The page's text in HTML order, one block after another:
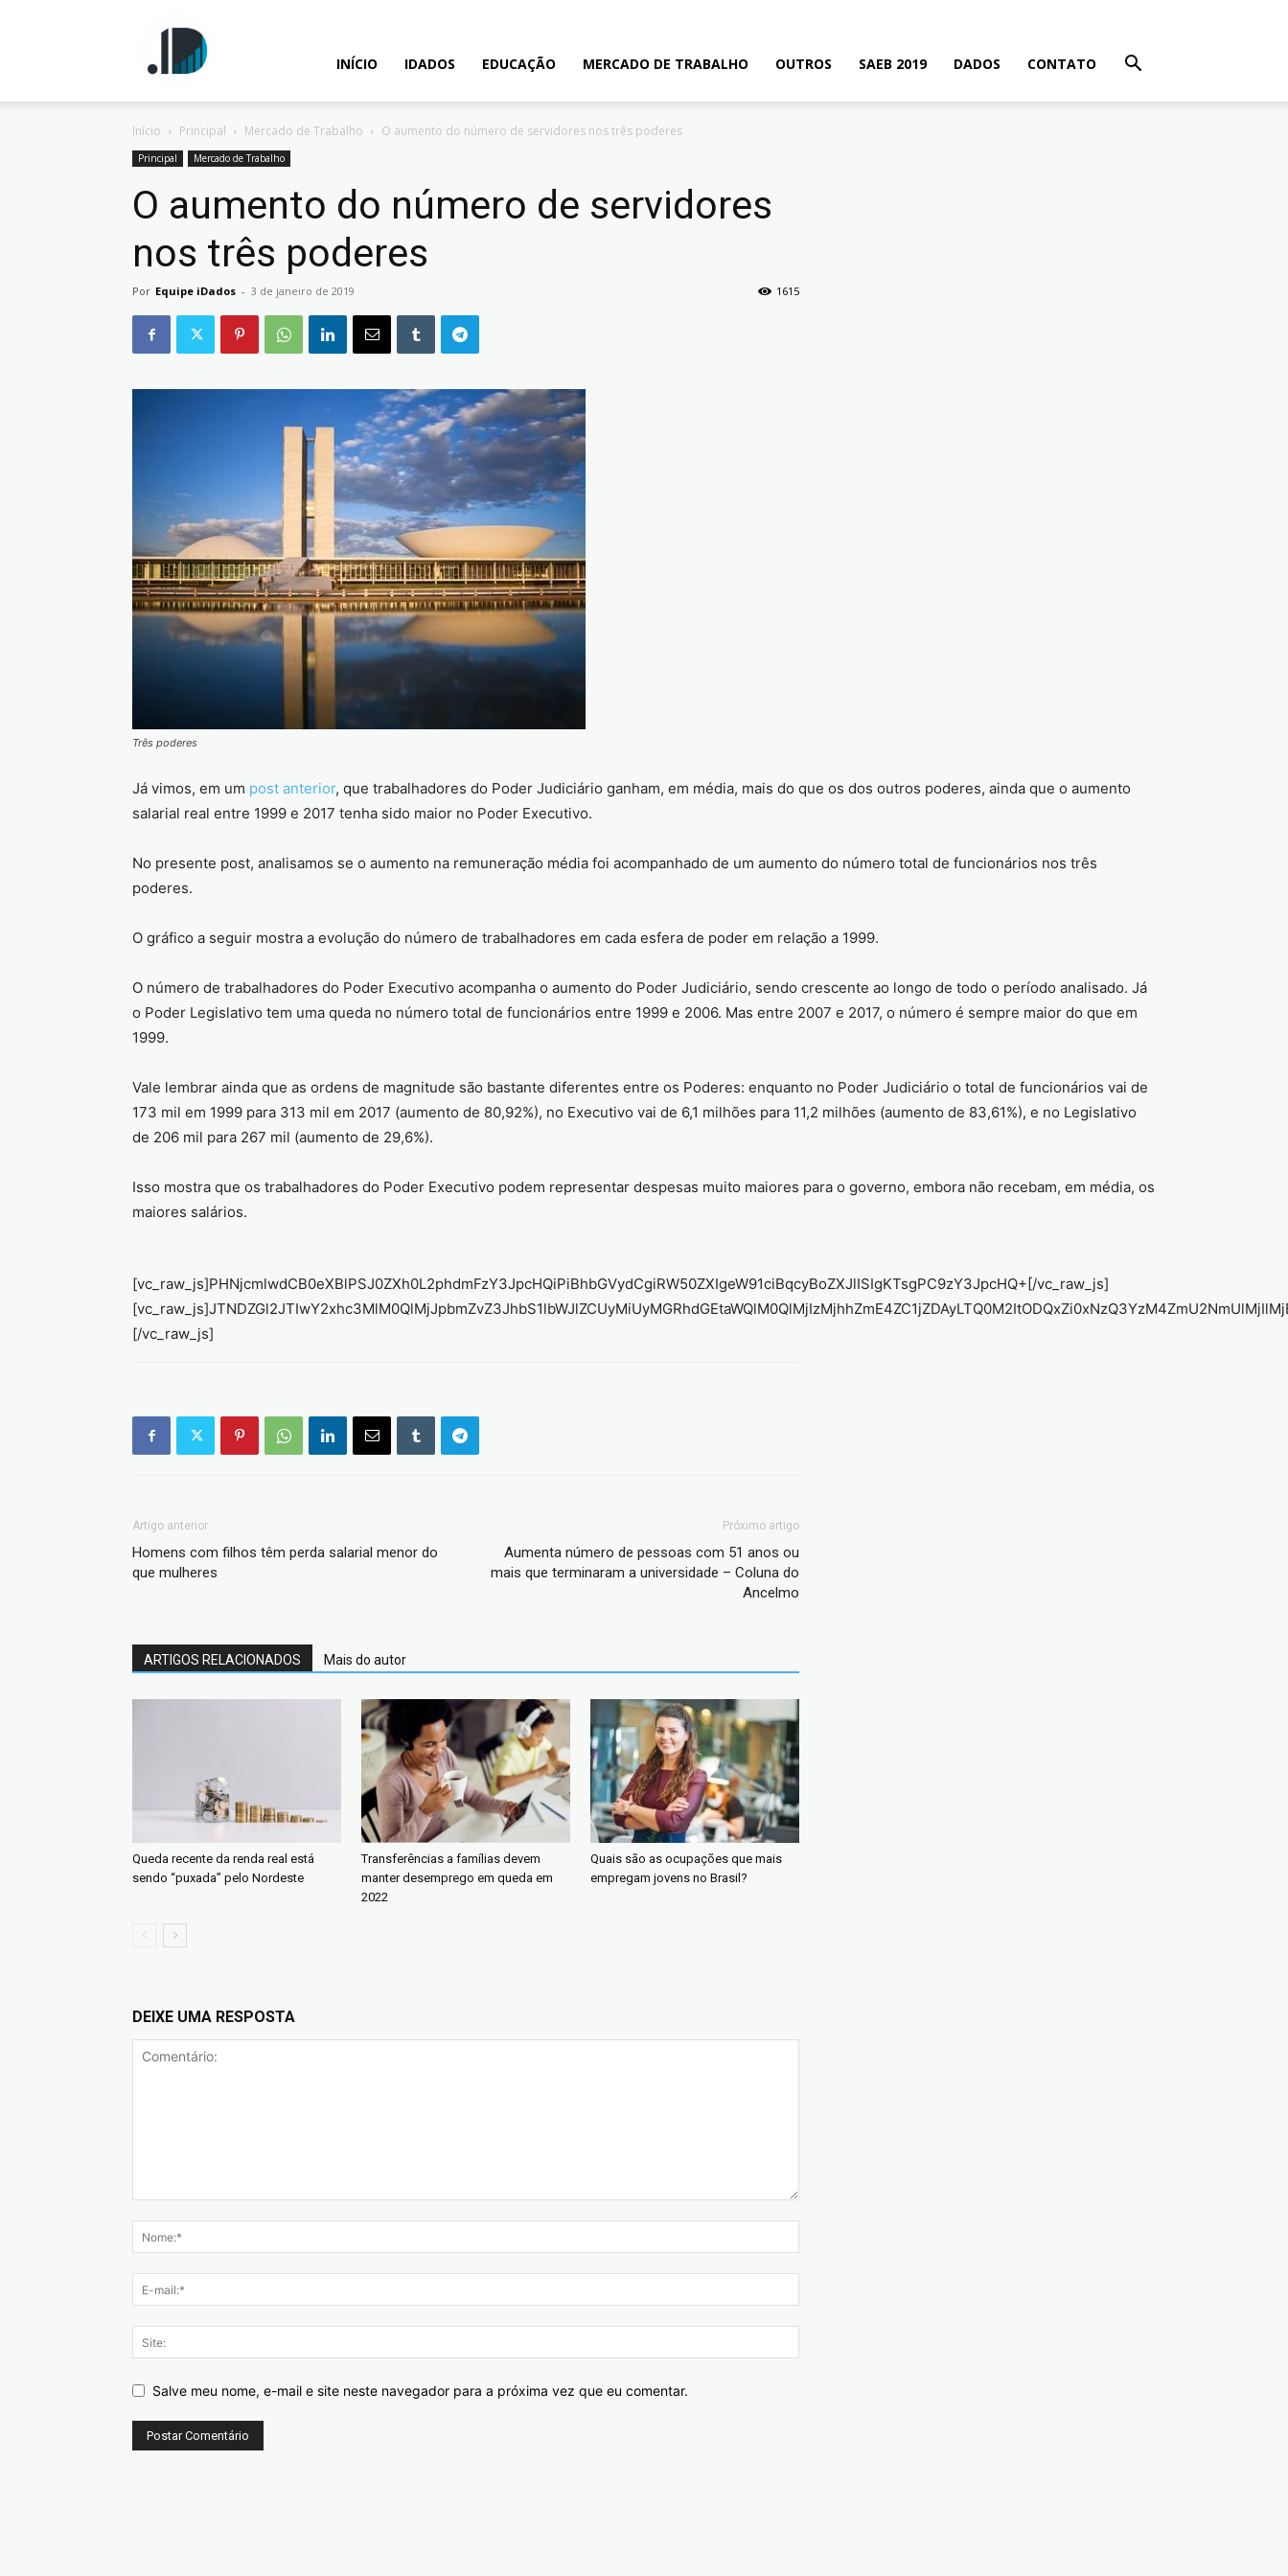
–
Inteligência
Analítica
INÍCIO IDADOS EDUCAÇÃO MERCADO DE TRABALHO OUTROS SAEB 2019 DADOS CONTATO
Início Principal Mercado de Trabalho O aumento do número de servidores nos três poderes
Principal Mercado de Trabalho
O aumento do número de servidores
nos três poderes
Por Equipe iDados - 3 de janeiro de 2019 1615
Três poderes
Já vimos, em um post anterior, que trabalhadores do Poder Judiciário ganham, em média, mais do que os dos outros poderes, ainda que o aumento
salarial real entre 1999 e 2017 tenha sido maior no Poder Executivo.
No presente post, analisamos se o aumento na remuneração média foi acompanhado de um aumento do número total de funcionários nos três
poderes.
O gráfico a seguir mostra a evolução do número de trabalhadores em cada esfera de poder em relação a 1999.
O número de trabalhadores do Poder Executivo acompanha o aumento do Poder Judiciário, sendo crescente ao longo de todo o período analisado. Já
o Poder Legislativo tem uma queda no número total de funcionários entre 1999 e 2006. Mas entre 2007 e 2017, o número é sempre maior do que em
1999.
Vale lembrar ainda que as ordens de magnitude são bastante diferentes entre os Poderes: enquanto no Poder Judiciário o total de funcionários vai de
173 mil em 1999 para 313 mil em 2017 (aumento de 80,92%), no Executivo vai de 6,1 milhões para 11,2 milhões (aumento de 83,61%), e no Legislativo
de 206 mil para 267 mil (aumento de 29,6%).
Isso mostra que os trabalhadores do Poder Executivo podem representar despesas muito maiores para o governo, embora não recebam, em média, os
maiores salários.
[vc_raw_js]PHNjcmlwdCB0eXBlPSJ0ZXh0L2phdmFzY3JpcHQiPiBhbGVydCgiRW50ZXIgeW91ciBqcyBoZXJlISIgKTsgPC9zY3JpcHQ+[/vc_raw_js]
[/vc_raw_js]
Artigo anterior
Homens com filhos têm perda salarial menor do
que mulheres
Próximo artigo
Aumenta número de pessoas com 51 anos ou
mais que terminaram a universidade – Coluna do
Ancelmo
ARTIGOS RELACIONADOS Mais do autor
Queda recente da renda real está
sendo “puxada” pelo Nordeste
Transferências a famílias devem
manter desemprego em queda em
2022
Quais são as ocupações que mais
empregam jovens no Brasil?
DEIXE UMA RESPOSTA
Salve meu nome, e-mail e site neste navegador para a próxima vez que eu comentar.